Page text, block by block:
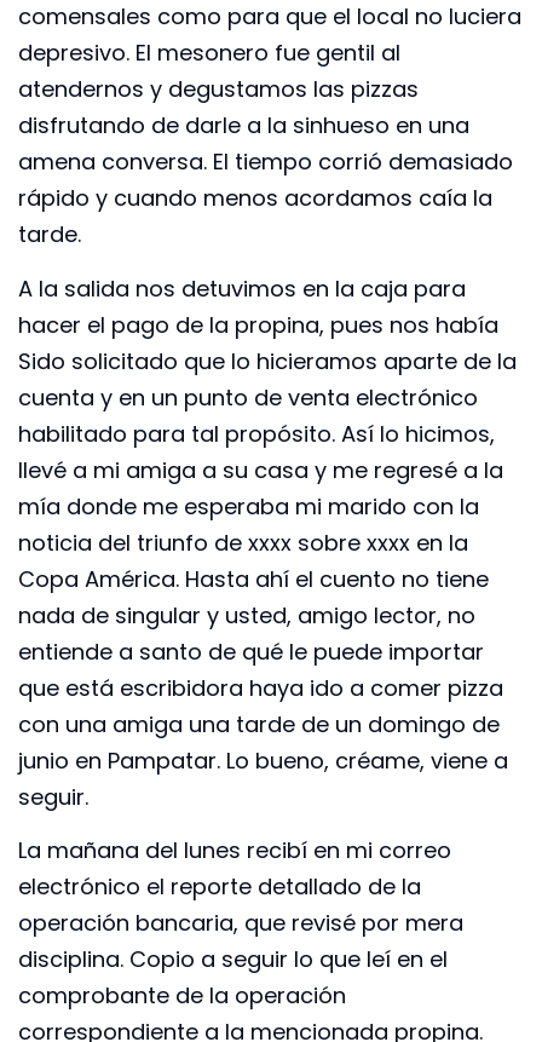
comensales como para que el local no luciera
depresivo. El mesonero fue gentil al
atendernos y degustamos las pizzas
disfrutando de darle a la sinhueso en una
amena conversa. El tiempo corrió demasiado
rápido y cuando menos acordamos caía la
tarde.
A la salida nos detuvimos en la caja para
hacer el pago de la propina, pues nos había
Sido solicitado que lo hicieramos aparte de la
cuenta y en un punto de venta electrónico
habilitado para tal propósito. Así lo hicimos,
llevé a mi amiga a su casa y me regresé a la
mía donde me esperaba mi marido con la
noticia del triunfo de xxxx sobre xxxx en la
Copa América. Hasta ahí el cuento no tiene
nada de singular y usted, amigo lector, no
entiende a santo de qué le puede importar
que está escribidora haya ido a comer pizza
con una amiga una tarde de un domingo de
junio en Pampatar. Lo bueno, créame, viene a
seguir.
La mañana del lunes recibí en mi correo
electrónico el reporte detallado de la
operación bancaria, que revisé por mera
disciplina. Copio a seguir lo que leí en el
comprobante de la operación
correspondiente a la mencionada propina.